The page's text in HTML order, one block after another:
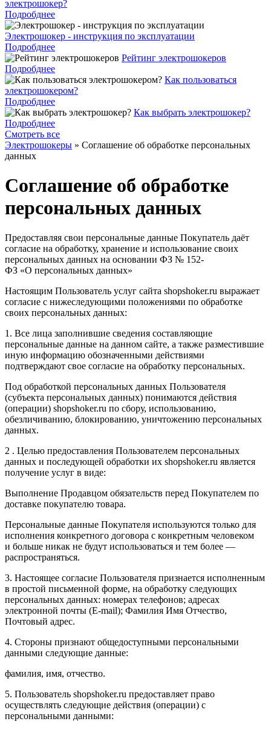
электрошокер?
Подробднее
Электрошокер - инструкция по эксплуатации
Подробднее
Рейтинг электрошокеров
Подробднее
Как пользоваться
электрошокером?
Подробднее
Как выбрать электрошокер?
Подробднее
Смотреть все
Электрошокеры » Соглашение об обработке персональных
данных
Соглашение об обработке
персональных данных
Предоставляя свои персональные данные Покупатель даёт
согласие на обработку, хранение и использование своих
персональных данных на основании ФЗ № 152-
ФЗ «О персональных данных»
Настоящим Пользователь услуг сайта shopshoker.ru выражает
согласие с нижеследующими положениями по обработке
своих персональных данных:
1. Все лица заполнившие сведения составляющие
персональные данные на данном сайте, а также разместившие
иную информацию обозначенными действиями
подтверждают свое согласие на обработку персональных.
Под обработкой персональных данных Пользователя
(субъекта персональных данных) понимаются действия
(операции) shopshoker.ru по сбору, использованию,
обезличиванию, блокированию, уничтожению персональных
данных.
2 . Целью предоставления Пользователем персональных
данных и последующей обработки их shopshoker.ru является
получение услуг в виде:
Выполнение Продавцом обязательств перед Покупателем по
доставке покупателю товара.
Персональные данные Покупателя используются только для
исполнения конкретного договора с конкретным человеком
и больше никак не будут использоваться и тем более —
распространяться.
3. Настоящее согласие Пользователя признается исполненным
в простой письменной форме, на обработку следующих
персональных данных: номерах телефонов; адресах
электронной почты (E-mail); Фамилия Имя Отчество,
Почтовый адрес.
4. Стороны признают общедоступными персональными
данными следующие данные:
фамилия, имя, отчество.
5. Пользователь shopshoker.ru предоставляет право
осуществлять следующие действия (операции) с
персональными данными: